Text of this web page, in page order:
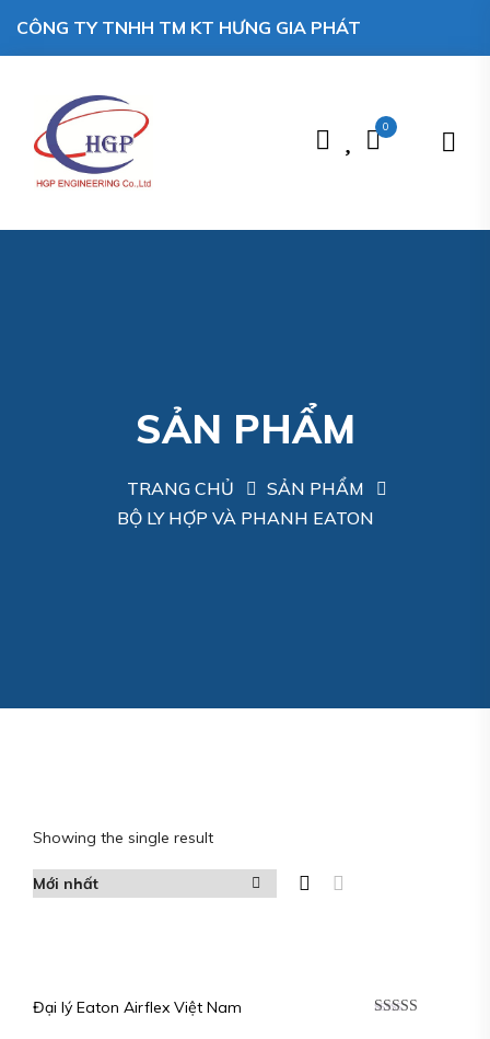
CÔNG TY TNHH TM KT HƯNG GIA PHÁT
0
SẢN PHẨM
TRANG CHỦ
SẢN PHẨM
BỘ LY HỢP VÀ PHANH EATON
Showing the single result
Đại lý Eaton Airflex Việt Nam